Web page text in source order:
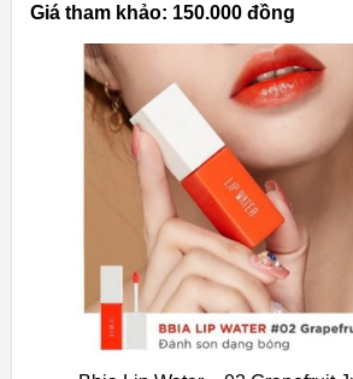
Giá tham khảo: 150.000 đồng